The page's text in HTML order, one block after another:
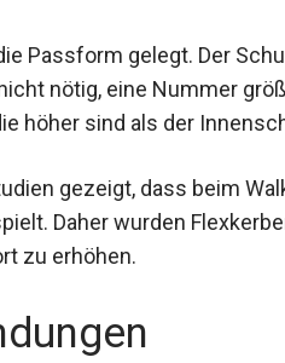
Passform gelegt. Der
nötig, eine Nummer
höher sind als der
gezeigt, dass beim
Daher wurden
zu erhöhen.